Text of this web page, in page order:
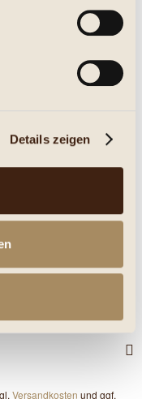
Details zeigen
Südtirol / Alto Adige
Versandkosten und ggf.